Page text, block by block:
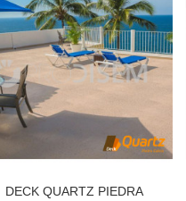
DECK QUARTZ PIEDRA